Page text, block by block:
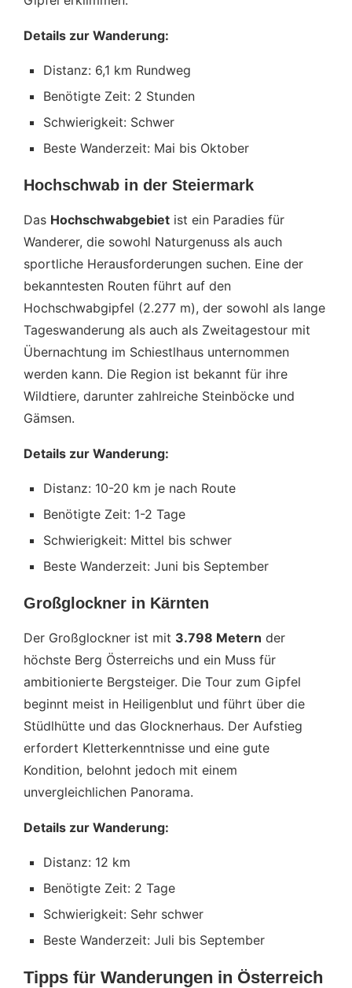
Details zur Wanderung:
Distanz: 6,1 km Rundweg
Benötigte Zeit: 2 Stunden
Schwierigkeit: Schwer
Beste Wanderzeit: Mai bis Oktober
Hochschwab in der Steiermark
Das Hochschwabgebiet ist ein Paradies für
Wanderer, die sowohl Naturgenuss als auch
sportliche Herausforderungen suchen. Eine der
bekanntesten Routen führt auf den
Hochschwabgipfel (2.277 m), der sowohl als lange
Tageswanderung als auch als Zweitagestour mit
Übernachtung im Schiestlhaus unternommen
werden kann. Die Region ist bekannt für ihre
Wildtiere, darunter zahlreiche Steinböcke und
Gämsen.
Details zur Wanderung:
Distanz: 10-20 km je nach Route
Benötigte Zeit: 1-2 Tage
Schwierigkeit: Mittel bis schwer
Beste Wanderzeit: Juni bis September
Großglockner in Kärnten
Der Großglockner ist mit 3.798 Metern der
höchste Berg Österreichs und ein Muss für
ambitionierte Bergsteiger. Die Tour zum Gipfel
beginnt meist in Heiligenblut und führt über die
Stüdlhütte und das Glocknerhaus. Der Aufstieg
erfordert Kletterkenntnisse und eine gute
Kondition, belohnt jedoch mit einem
unvergleichlichen Panorama.
Details zur Wanderung:
Distanz: 12 km
Benötigte Zeit: 2 Tage
Schwierigkeit: Sehr schwer
Beste Wanderzeit: Juli bis September
Tipps für Wanderungen in Österreich